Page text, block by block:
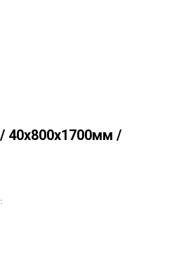
40х800х1700мм /